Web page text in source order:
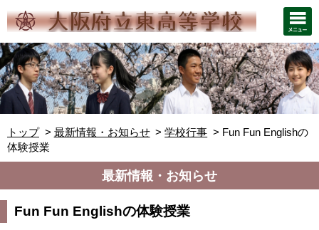
トップ 最新情報・お知らせ 学校行事
Fun Fun Englishの
体験授業
最新情報・お知らせ
Fun Fun Englishの体験授業